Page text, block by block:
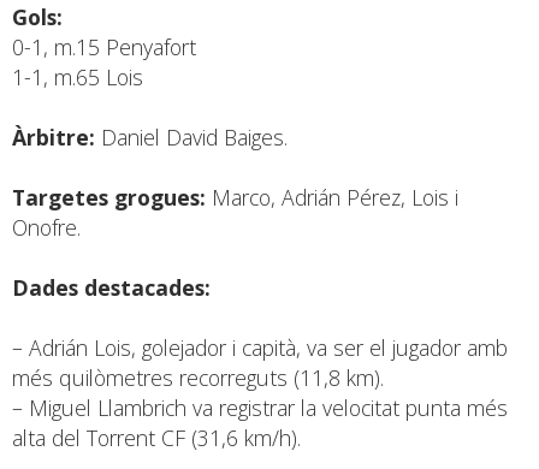
Gols:
0-1, m.15 Penyafort
1-1, m.65 Lois
Àrbitre: Daniel David Baiges.
Targetes grogues: Marco, Adrián Pérez, Lois i
Onofre.
Dades destacades:
– Adrián Lois, golejador i capità, va ser el jugador amb
més quilòmetres recorreguts (11,8 km).
– Miguel Llambrich va registrar la velocitat punta més
alta del Torrent CF (31,6 km/h).